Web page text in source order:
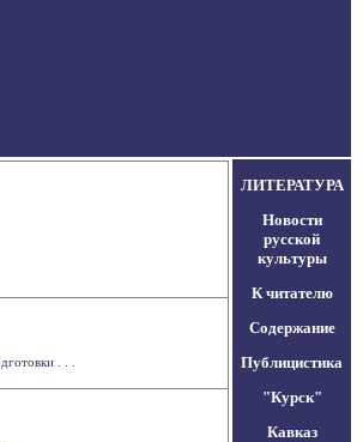
. . .
ЛИТЕРАТУРА
Новости
русской
культуры
К читателю
Содержание
Публицистика
"Курск"
Кавказ